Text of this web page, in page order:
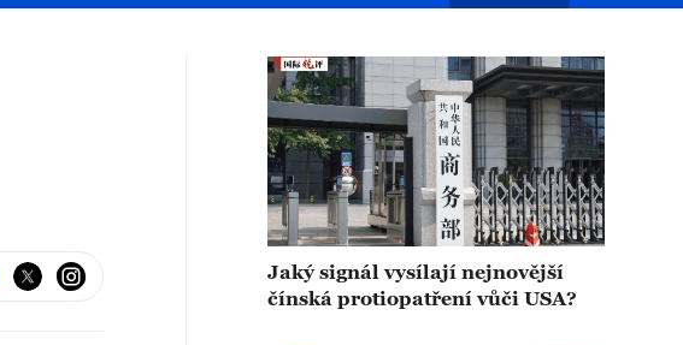
Jaký signál vysílají nejnovější
čínská protiopatření vůči USA?